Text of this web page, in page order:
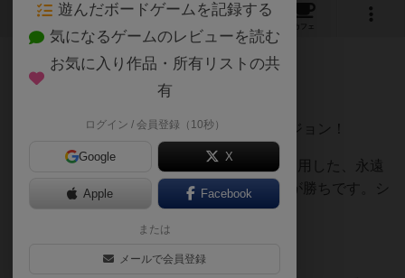
1 1
カフェ
203名 3名 0 約2年前
カード７枚だけで生み出される無限のダンジョン！
「ドブル」に代表される”有限射影平面”を利用した、永遠
に続くダンジョンをいち早くクリアした人が勝ちです。シ
ンプル。
遊んだボードゲームを記録する
気になるゲームのレビューを読む
お気に入り作品・所有リストの共
有
ログイン / 会員登録（10秒）
Google X
Apple Facebook
または
メールで会員登録